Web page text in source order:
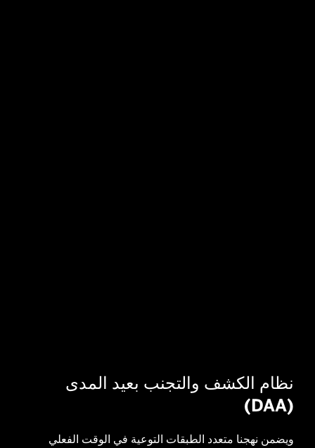
نظام الكشف والتجنب بعيد المدى
(DAA)
ويضمن نهجنا متعدد الطبقات التوعية في الوقت الفعلي